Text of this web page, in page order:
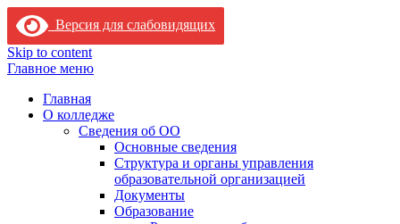
Версия для слабовидящих
Skip to content
Главное меню
Главная
О колледже
Сведения об ОО
Основные сведения
Структура и органы управления
образовательной организацией
Документы
Образование